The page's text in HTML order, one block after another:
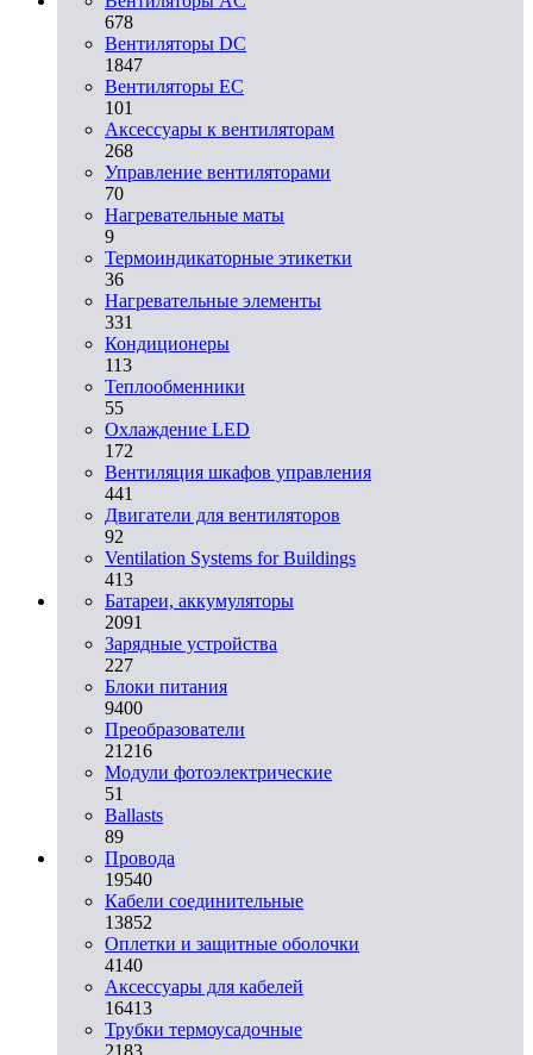
678
Вентиляторы DC
1847
Вентиляторы EC
101
Аксессуары к вентиляторам
268
Управление вентиляторами
70
Нагревательные маты
9
Термоиндикаторные этикетки
36
Нагревательные элементы
331
Кондиционеры
113
Теплообменники
55
Охлаждение LED
172
Вентиляция шкафов управления
441
Двигатели для вентиляторов
92
Ventilation Systems for Buildings
413
Батареи, аккумуляторы
2091
Зарядные устройства
227
Блоки питания
9400
Преобразователи
21216
Модули фотоэлектрические
51
Ballasts
89
Провода
19540
Кабели соединительные
13852
Оплетки и защитные оболочки
4140
Аксессуары для кабелей
16413
Трубки термоусадочные
2183